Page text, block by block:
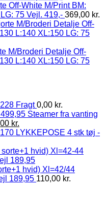
Off-White M/Print BM:
75 Vejl. 419,- 369,00 kr.
M/Broderi Detalje Off-
L:140 XL:150 LG: 75
Fragt 0,00 kr.
Steamer fra vanting
kr.
LYKKEPOSE 4 stk tøj -
hvid) Xl=42/44
189,95 110,00 kr.